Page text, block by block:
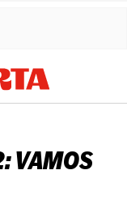
VAMOS